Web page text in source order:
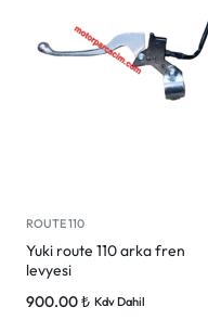
ROUTE 110
Yuki route 110 arka fren
levyesi
900.00₺ Kdv Dahil